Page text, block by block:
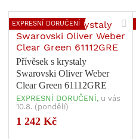
EXPRESNÍ DORUČENÍ
Přívěsek s krystaly
Swarovski Oliver Weber
Clear Green 61112GRE
EXPRESNÍ DORUČENÍ, u vás
10.8. (pondělí)
1 242 Kč